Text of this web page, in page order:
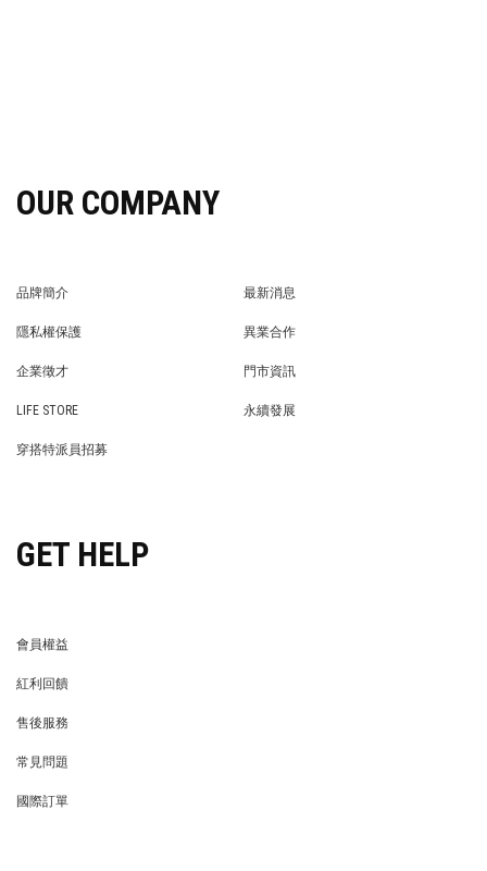
OUR COMPANY
品牌簡介
最新消息
隱私權保護
異業合作
企業徵才
門市資訊
LIFE STORE
永續發展
穿搭特派員招募
GET HELP
會員權益
紅利回饋
售後服務
常見問題
國際訂單